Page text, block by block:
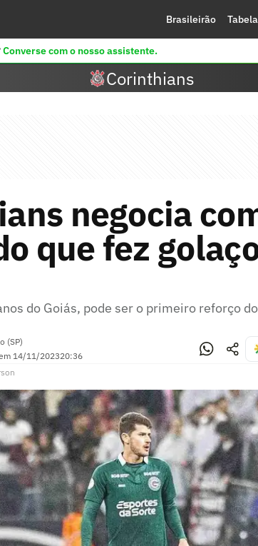
Brasileirão
Converse com o nosso assistente.
Corinthians
negocia
que fez
do Goiás, pode ser o primeiro reforço
(SP)
14/11/202320:36